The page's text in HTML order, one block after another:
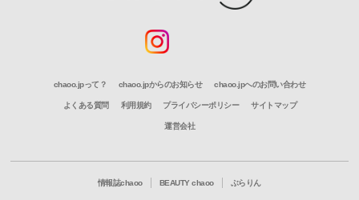
chaoo.jpって？ chaoo.jpからのお知らせ chaoo.jpへのお問い合わせ
よくある質問 利用規約 プライバシーポリシー サイトマップ
運営会社
情報誌chaoo BEAUTY chaoo ぶらりん